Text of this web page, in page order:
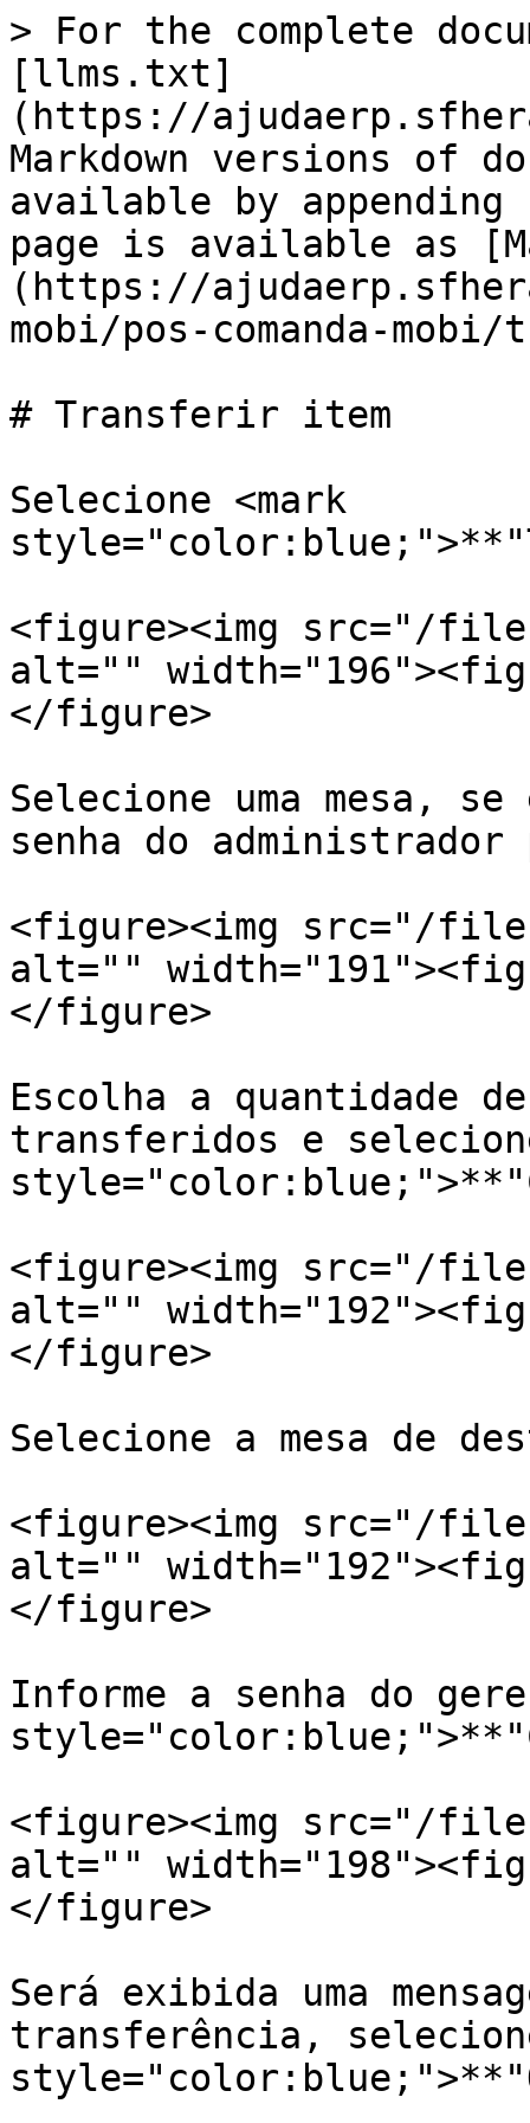
> For the complete
[llms.txt]
(https://
Markdown versions of
available by
page is available as
(https://
mobi/pos-comanda-
# Transferir item
Selecione <mark
<figure><img src="/files/
alt=""
</figure>
Selecione uma mesa,
senha do
<figure><img src="/files/
alt=""
</figure>
Escolha a quantidade
transferidos e
<figure><img src="/files/
alt=""
</figure>
Selecione a mesa de
<figure><img src="/
alt=""
</figure>
Informe a senha do
<figure><img src="/files/
alt=""
</figure>
Será exibida uma
transferência,